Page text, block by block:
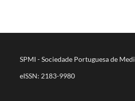
SPMI - Sociedade Portuguesa de
eISSN: 2183-9980